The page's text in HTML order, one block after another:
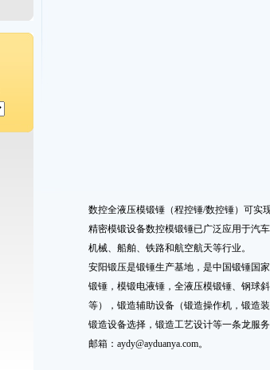
数控全液压模锻锤 （程控锤/数控锤）可实
精密模锻设备数控模锻锤已广泛应用于汽
机械、船舶、铁路和航空航天等行业。
安阳锻压是锻锤生产基地，是中国锻锤国
锻锤 ， 模锻电液锤 ， 全液压模锻锤、 钢球
等），锻造辅助设备（锻造操作机 ， 锻造
锻造设备选择，锻造工艺设计等一条龙服
邮箱： aydy@ayduanya.com。